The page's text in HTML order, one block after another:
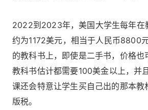
2022到2023年，美国大学生每年在
约为1172美元，相当于人民币8800
的教科书上，即使是二手书，价格也
教科书估计都需要100美金以上，并
课还会特意让学生买自己出的那本教
版税。